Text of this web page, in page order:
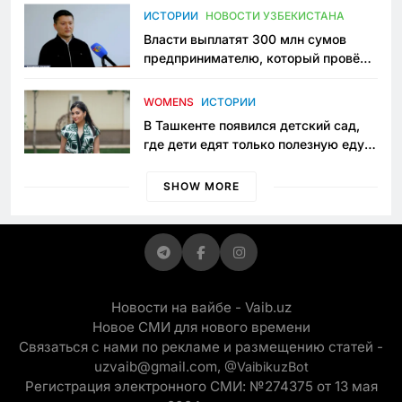
пространство
ИСТОРИИ НОВОСТИ УЗБЕКИСТАНА
Власти выплатят 300 млн сумов
предпринимателю, который провёл
приговору
WOMENS ИСТОРИИ
В Ташкенте появился детский сад,
где дети едят только полезную еду.
просить «кашу без сахара»
SHOW MORE
Новости на вайбе - Vaib.uz
Новое СМИ для нового времени
Связаться с нами по рекламе и размещению статей -
uzvaib@gmail.com, @VaibikuzBot
Регистрация электронного СМИ: №274375 от 13 мая